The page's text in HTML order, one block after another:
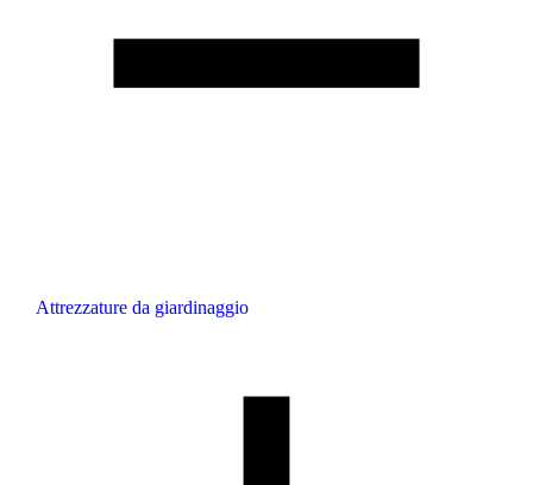
Attrezzature da giardinaggio